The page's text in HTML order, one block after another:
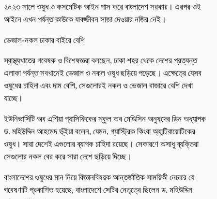
২০২৩ সালে ওষুধ ও কসমেটিক আইন পাস করে বাংলাদেশ সরকার। এরপর ওই
আইনে এখন পর্যন্ত কাউকে যাবজ্জীবন সাজা দেওয়ার নজির নেই।
ভেজাল-নকল ঢাকার বাইরে বেশি
স্বাস্থ্যখাতের গবেষক ও বিশেষজ্ঞরা বলছেন, ঢাকা শহর থেকে দেশের প্রত্যন্ত
এলাকা পর্যন্ত সবখানেই ভেজাল ও নকল ওষুধ ছড়িয়ে পড়েছে। এক্ষেত্রে যেসব
ওষুধের চাহিদা এবং দাম বেশি, সেগুলোরই নকল ও ভেজাল বাজারে বেশি দেখা
যাচ্ছে।
ইউনিভার্সিটি অব এশিয়া প্যাসিফিকের স্কুল অব মেডিসিন অনুষদের ডিন অধ্যাপক
ড. মহিউদ্দিন আহমেদ ভূঁইয়া বলেন, যেমন, গ্যাস্ট্রিক কিংবা অ্যান্টিবায়োটিকের
ওষুধ। সারা দেশেই এগুলোর ব্যাপক চাহিদা রয়েছে। সেকারণে অসাধু ব্যক্তিরা
সেগুলোর নকল বের করে সারা দেশে ছড়িয়ে দিচ্ছে।
বাংলাদেশের ওষুধের মান নিয়ে বিজ্ঞানবিষয়ক আন্তর্জাতিক সাময়িকী নেচারে যে
গবেষণাটি প্রকাশিত হয়েছে, বাংলাদেশে সেটির নেতৃত্বে ছিলেন ড. মহিউদ্দিন